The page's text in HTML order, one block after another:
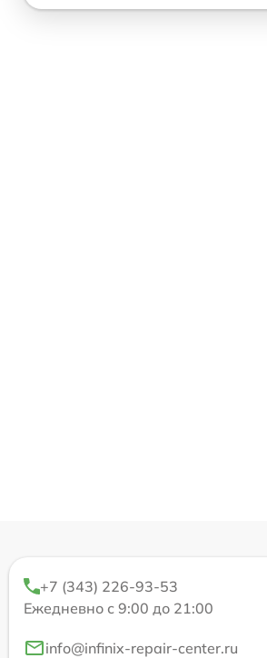
+7 (343) 226-93-53
Ежедневно с 9:00 до 21:00
info@infinix-repair-center.ru